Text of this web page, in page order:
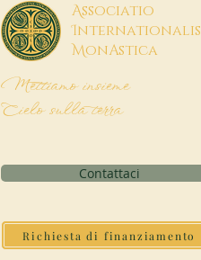
Associatio
Internationalis
MonAstica
Mettiamo insieme
Cielo sulla terra
Contattaci
Richiesta di finanziamento